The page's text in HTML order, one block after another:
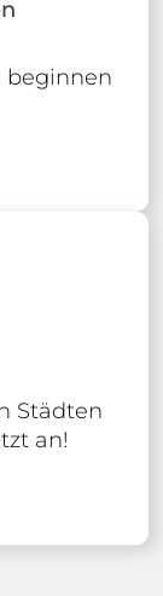
beginnen
Städten
an!